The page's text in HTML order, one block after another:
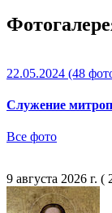
22.05.2024 (48
Служение
Все фото
9 августа 2026 г. (